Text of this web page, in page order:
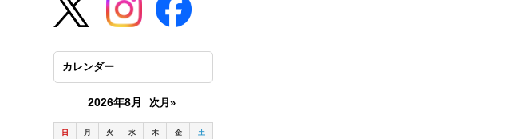
カレンダー
2026年8月 次月»
日 月 火 水 木 金 土